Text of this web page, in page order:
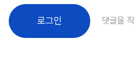
로그인 댓글을